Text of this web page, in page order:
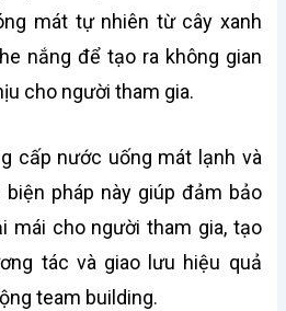
mát tự nhiên từ cây xanh
nắng để tạo ra không gian
cho người tham gia.
cấp nước uống mát lạnh và
pháp này giúp đảm bảo
mái cho người tham gia, tạo
tác và giao lưu hiệu quả
team building.